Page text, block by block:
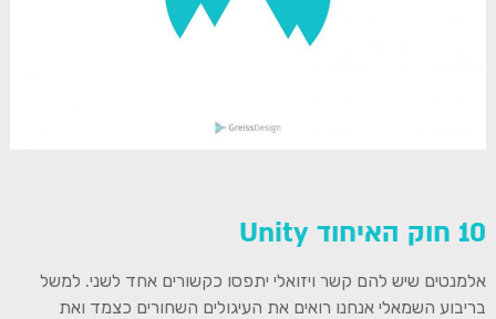
10 חוק האיחוד Unity
אלמנטים שיש להם קשר ויזואלי יתפסו כקשורים אחד לשני. למשל
בריבוע השמאלי אנחנו רואים את העיגולים השחורים כצמד ואת